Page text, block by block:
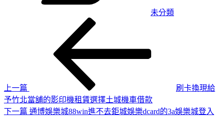
未分類
上一篇
刷卡換現給
予竹北當舖的影印機租賃選擇土城機車借款
下
下一篇 通博娛樂城88win進不去鉅城娛樂dcard的3a娛樂城登入